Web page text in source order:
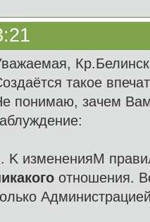
такое
понимаю, зачем Вам
K измененияM
отношения.